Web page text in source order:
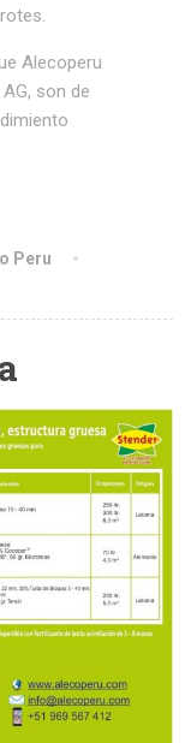
Alecoperu
son de
Peru